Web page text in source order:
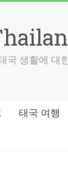
국 생활에 대
태국 여행